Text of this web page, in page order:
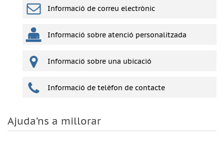
Informació de correu electrònic
Informació sobre atenció personalitzada
Informació sobre una ubicació
Informació de telèfon de contacte
Ajuda’ns a millorar